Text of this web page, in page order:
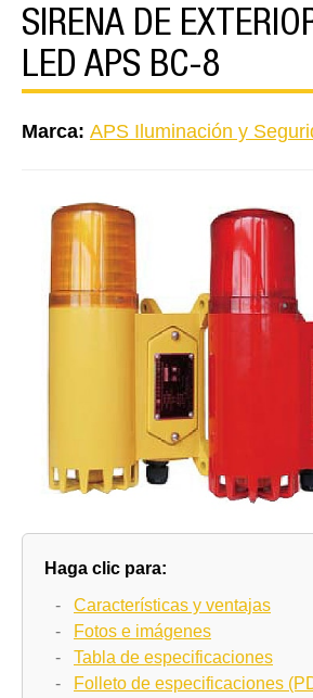
SIRENA DE
LED APS BC-8
Marca: APS Iluminación y
Haga clic para:
- Características y ventajas
-
Fotos e imágenes
- Tabla de especificaciones
-
Folleto de especificaciones